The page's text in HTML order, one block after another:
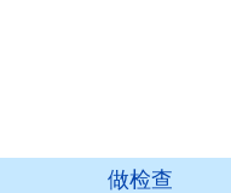
做检查